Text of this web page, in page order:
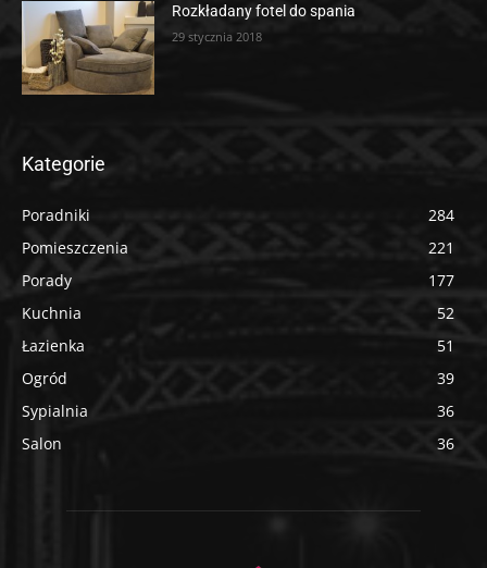
Rozkładany fotel do spania
29 stycznia 2018
Kategorie
Poradniki
284
Pomieszczenia
221
Porady
177
Kuchnia
52
Łazienka
51
Ogród
39
Sypialnia
36
Salon
36